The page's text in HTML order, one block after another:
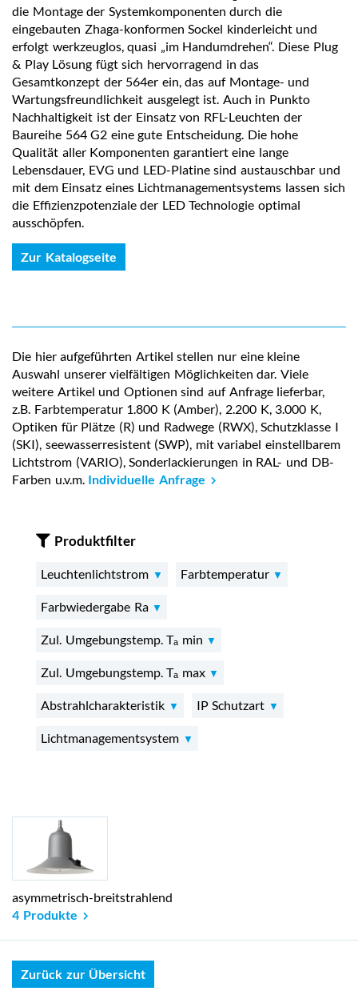
die Montage der Systemkomponenten durch die
eingebauten Zhaga-konformen Sockel kinderleicht und
erfolgt werkzeuglos, quasi „im Handumdrehen“. Diese Plug
& Play Lösung fügt sich hervorragend in das
Gesamtkonzept der 564er ein, das auf Montage- und
Wartungsfreundlichkeit ausgelegt ist. Auch in Punkto
Nachhaltigkeit ist der Einsatz von RFL-Leuchten der
Baureihe 564 G2 eine gute Entscheidung. Die hohe
Qualität aller Komponenten garantiert eine lange
Lebensdauer, EVG und LED-Platine sind austauschbar und
mit dem Einsatz eines Lichtmanagementsystems lassen sich
die Effizienzpotenziale der LED Technologie optimal
ausschöpfen.
Zur Katalogseite
Die hier aufgeführten Artikel stellen nur eine kleine
Auswahl unserer vielfältigen Möglichkeiten dar. Viele
weitere Artikel und Optionen sind auf Anfrage lieferbar,
z.B. Farbtemperatur 1.800 K (Amber), 2.200 K, 3.000 K,
Optiken für Plätze (R) und Radwege (RWX), Schutzklasse I
(SKI), seewasserresistent (SWP), mit variabel einstellbarem
Lichtstrom (VARIO), Sonderlackierungen in RAL- und DB-
Farben u.v.m. Individuelle Anfrage
Produktfilter
Leuchtenlichtstrom Farbtemperatur
Farbwiedergabe Ra
Zul. Umgebungstemp. Tₐ min
Zul. Umgebungstemp. Tₐ max
Abstrahlcharakteristik IP Schutzart
Lichtmanagementsystem
asymmetrisch-breitstrahlend
4 Produkte
Zurück zur Übersicht